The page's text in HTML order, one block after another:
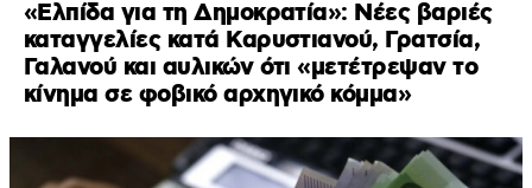
«Ελπίδα για τη Δημοκρατία»: Νέες βαριές
καταγγελίες κατά Καρυστιανού, Γρατσία,
Γαλανού και αυλικών ότι «μετέτρεψαν το
κίνημα σε φοβικό αρχηγικό κόμμα»